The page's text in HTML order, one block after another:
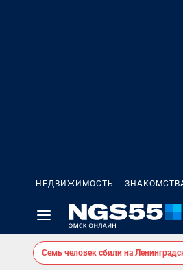
НЕДВИЖИМОСТЬ
Семь человек сбили на